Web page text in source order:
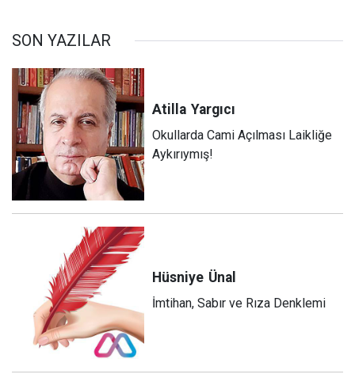
SON YAZILAR
Atilla Yargıcı
Okullarda Cami Açılması Laikliğe
Aykırıymış!
Hüsniye Ünal
İmtihan, Sabır ve Rıza Denklemi